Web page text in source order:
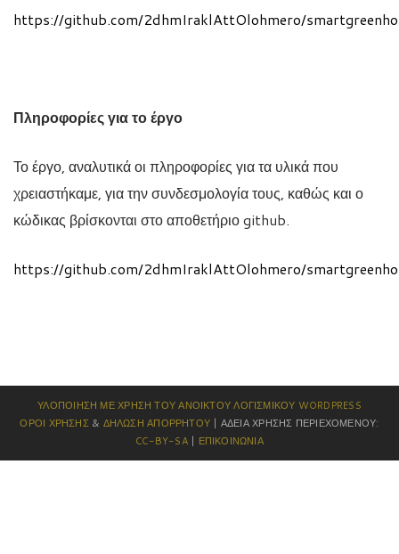
https://github.com/2dhmIraklAttOlohmero/
Πληροφορίες για το έργο
Το έργο, αναλυτικά οι πληροφορίες για τα υλικά που
χρειαστήκαμε, για την συνδεσμολογία τους, καθώς και ο
κώδικας βρίσκονται στο αποθετήριο github.
https://github.com/2dhmIraklAttOlohmero/
ΥΛΟΠΟΊΗΣΗ ΜΕ ΧΡΉΣΗ ΤΟΥ ΑΝΟΙΚΤΟΎ ΛΟΓΙΣΜΙΚΟΎ WORDPRESS
ΌΡΟΙ ΧΡΉΣΗΣ& ΔΉΛΩΣΗ ΑΠΟΡΡΉΤΟΥ | ΆΔΕΙΑ ΧΡΉΣΗΣ ΠΕΡΙΕΧΟΜΈΝΟΥ:
CC-BY-SA| ΕΠΙΚΟΙΝΩΝΊΑ